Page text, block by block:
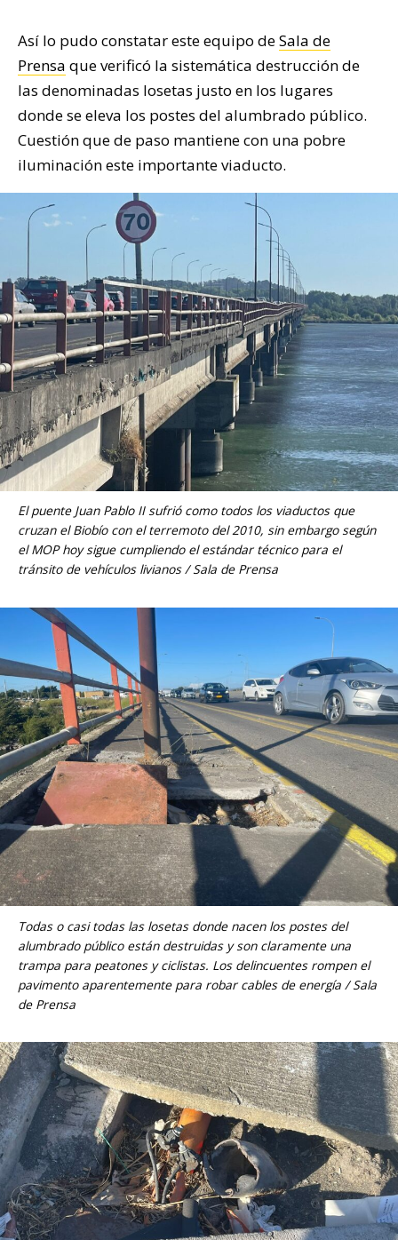
Así lo pudo constatar este equipo deSala de
Prensa que verificó la sistemática destrucción de
las denominadas losetas justo en los lugares
donde se eleva los postes del alumbrado público.
Cuestión que de paso mantiene con una pobre
iluminación este importante viaducto.
El puente Juan Pablo II sufrió como todos los viaductos que
cruzan el Biobío con el terremoto del 2010, sin embargo según
el MOP hoy sigue cumpliendo el estándar técnico para el
tránsito de vehículos livianos / Sala de Prensa
Todas o casi todas las losetas donde nacen los postes del
alumbrado público están destruidas y son claramente una
trampa para peatones y ciclistas. Los delincuentes rompen el
pavimento aparentemente para robar cables de energía / Sala
de Prensa